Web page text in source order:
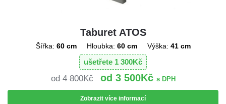
Taburet ATOS
Šířka: 60 cm Hloubka: 60 cm Výška: 41 cm
ušetřete 1 300Kč
4 800Kč 3 500Kč s DPH
Zobrazit více informací